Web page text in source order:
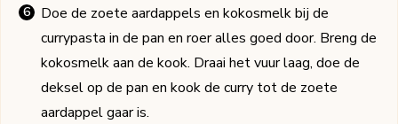
Doe de zoete aardappels en kokosmelk bij de
currypasta in de pan en roer alles goed door. Breng de
kokosmelk aan de kook. Draai het vuur laag, doe de
deksel op de pan en kook de curry tot de zoete
aardappel gaar is.